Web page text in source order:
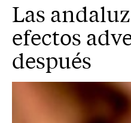
Las
efectos
después